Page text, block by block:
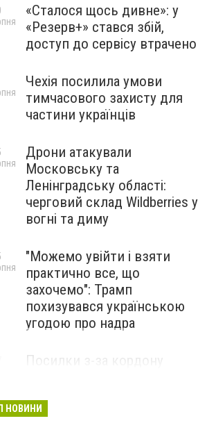
«Сталося щось дивне»: у
«Резерв+» стався збій,
доступ до сервісу втрачено
Чехія посилила умови
тимчасового захисту для
частини українців
Дрони атакували
Московську та
Ленінградську області:
черговий склад Wildberries у
вогні та диму
"Можемо увійти і взяти
практично все, що
захочемо": Трамп
похизувався українською
угодою про надра
Посилки з-за кордону
правила
НОВИНИ